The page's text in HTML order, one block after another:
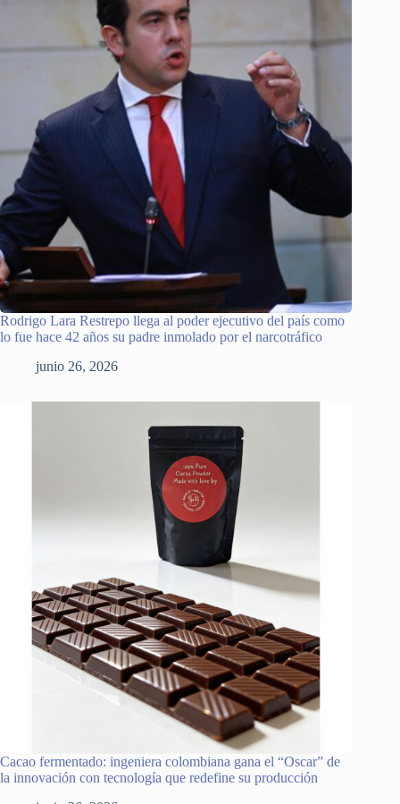
Rodrigo Lara Restrepo llega al poder ejecutivo del país como
lo fue hace 42 años su padre inmolado por el narcotráfico
junio 26, 2026
Cacao fermentado: ingeniera colombiana gana el “Oscar” de
la innovación con tecnología que redefine su producción